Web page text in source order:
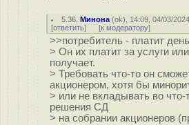
5.36 ,Минона (ok), 14:09, 04/03/
[ответить] [к модератору]
>>потребитель - платит
> Он их платит за услуги
получает.
> Требовать что-то он
акционером, хотя бы
> или не вкладывать во что-
решения СД
> на собрании акционеров